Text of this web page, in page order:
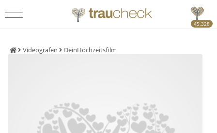
45.328
Videografen DeinHochzeitsfilm